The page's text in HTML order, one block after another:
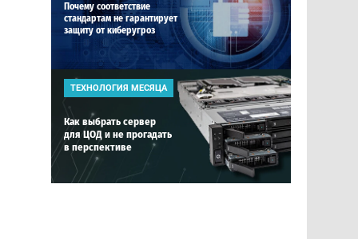
Почему соответствие
стандартам не гарантирует
защиту от киберугроз
ТЕХНОЛОГИЯ МЕСЯЦА
Как выбрать сервер
для ЦОД и не прогадать
в перспективе